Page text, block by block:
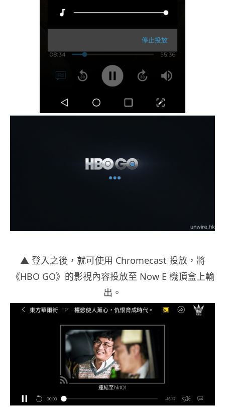
▲ 登入之後，就可使用 Chromecast 投放，將
《HBO GO》的影視內容投放至 Now E 機頂盒上輸
出。